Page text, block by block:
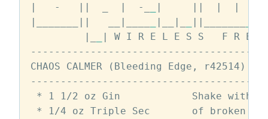
|   -   | |  _  |
  -_
|     | |  | |  |
|_______| |   __| |__| ||
          |
| W I R E L E S S   F R E E
CHAOS CALMER (Bleeding Edge, r42514)
* 1 1/2 oz Gin            Shake with a
* 1/4 oz Triple Sec       of broken